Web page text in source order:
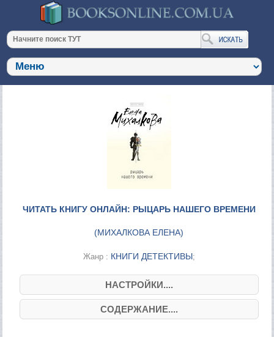
ЧИТАТЬ КНИГУ ОНЛАЙН: РЫЦАРЬ НАШЕГО ВРЕМЕНИ
(МИХАЛКОВА ЕЛЕНА)
Жанр : КНИГИ ДЕТЕКТИВЫ;
НАСТРОЙКИ....
СОДЕРЖАНИЕ....